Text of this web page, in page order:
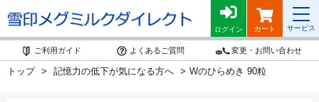
ログイン カート サービス
ご利用ガイド よくあるご質問 変更・お問い合わせ
トップ 記憶力の低下が気になる方へ Wのひらめき 90粒